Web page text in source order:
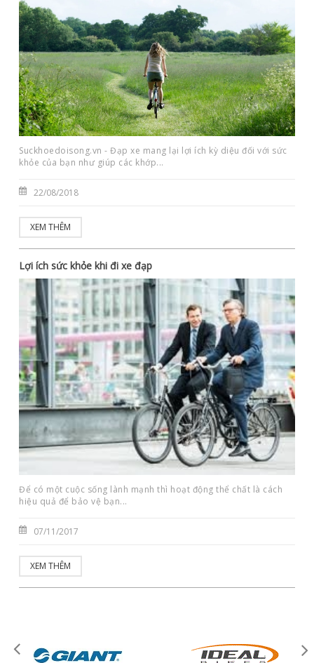
Suckhoedoisong.vn - Đạp xe mang lại lợi ích kỳ diệu đối với sức
khỏe của bạn như giúp các khớp...
22/08/2018
XEM THÊM
Lợi ích sức khỏe khi đi xe đạp
Để có một cuộc sống lành mạnh thì hoạt động thể chất là cách
hiệu quả để bảo vệ bạn...
07/11/2017
XEM THÊM